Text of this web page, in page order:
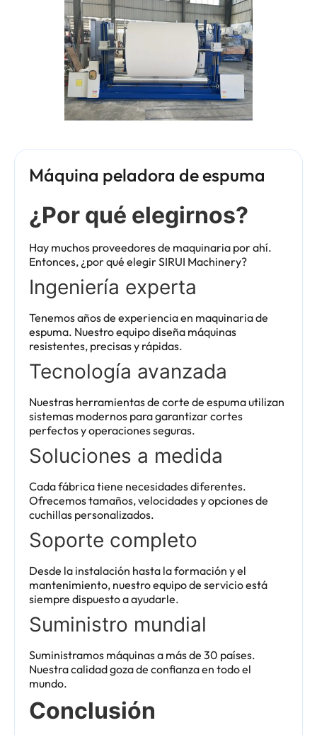
Máquina peladora de espuma
¿Por qué elegirnos?
Hay muchos proveedores de maquinaria por ahí.
Entonces, ¿por qué elegir SIRUI Machinery?
Ingeniería experta
Tenemos años de experiencia en maquinaria de
espuma. Nuestro equipo diseña máquinas
resistentes, precisas y rápidas.
Tecnología avanzada
Nuestras herramientas de corte de espuma utilizan
sistemas modernos para garantizar cortes
perfectos y operaciones seguras.
Soluciones a medida
Cada fábrica tiene necesidades diferentes.
Ofrecemos tamaños, velocidades y opciones de
cuchillas personalizados.
Soporte completo
Desde la instalación hasta la formación y el
mantenimiento, nuestro equipo de servicio está
siempre dispuesto a ayudarle.
Suministro mundial
Suministramos máquinas a más de 30 países.
Nuestra calidad goza de confianza en todo el
mundo.
Conclusión